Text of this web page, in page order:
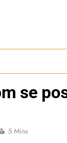
se
5 Mins